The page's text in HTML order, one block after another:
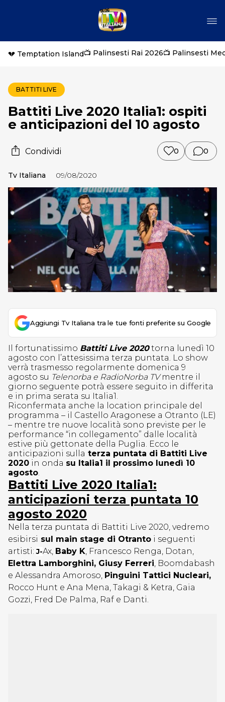
💔 Temptation Island📺 Palinsesti Rai 2026📺 Palinsesti
BATTITI LIVE
Battiti Live 2020 Italia1: ospiti
e anticipazioni del 10 agosto
Condividi 0 0
Tv Italiana 09/08/2020
Aggiungi Tv Italiana tra le tue fonti preferite su Google
Il fortunatissimo Battiti Live 2020torna lunedì 10
agosto con l’attesissima terza puntata. Lo show
verrà trasmesso regolarmente domenica 9
agosto su Telenorba e RadioNorba TVmentre il
giorno seguente potrà essere seguito in differita
e in prima serata su Italia1.
Riconfermata anche la location principale del
programma – il Castello Aragonese a Otranto (LE)
– mentre tre nuove località sono previste per le
performance “in collegamento” dalle località
estive più gettonate della Puglia. Ecco le
anticipazioni sulla terza puntata di Battiti Live
2020 in onda su Italia1 il prossimo lunedì 10
agosto.
Battiti Live 2020 Italia1:
anticipazioni terza puntata 10
agosto 2020
Nella terza puntata di Battiti Live 2020, vedremo
esibirsi sul main stage di Otranto i seguenti
artisti:J-Ax, Baby K, Francesco Renga, Dotan,
Elettra Lamborghini, Giusy Ferreri, Boomdabash
e Alessandra Amoroso, Pinguini Tattici Nucleari,
Rocco Hunt e Ana Mena, Takagi & Ketra, Gaia
Gozzi, Fred De Palma, Raf e Danti.